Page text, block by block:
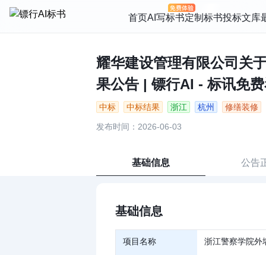
首页AI写标书定制标书投标文库
耀华建设管理有限公司关
果公告 | 镖行AI - 标讯免
中标 中标结果 浙江 杭州 修缮装修
发布时间：2026-06-03
基础信息 公告
基础信息
项目名称 浙江警察学院外